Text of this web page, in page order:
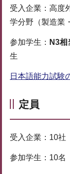
受入企業：高度
学分野（製造業
参加学生： N3相
生
日本語能力試験
定員
受入企業：10社
参加学生：10名